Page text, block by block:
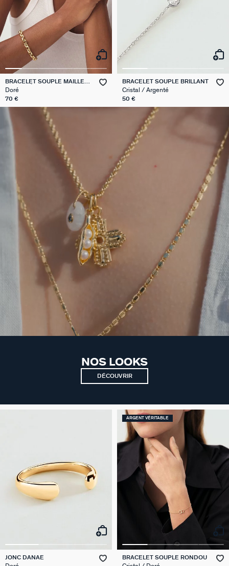
BRACELET SOUPLE MAILLE
MARTELÉE
Doré
70 €
BRACELET SOUPLE BRILLANT
Cristal / Argenté
50 €
NOS LOOKS
DÉCOUVRIR
JONC DANAE
ARGENT VÉRITABLE
BRACELET SOUPLE RONDOU